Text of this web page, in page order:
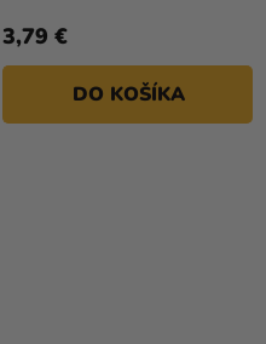
3,79 €
DO KOŠÍKA